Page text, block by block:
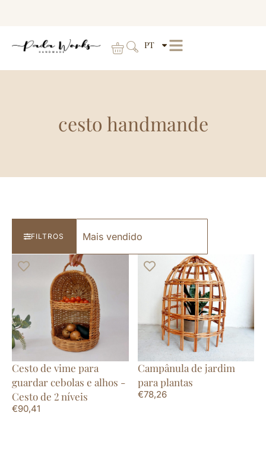
PT
cesto handmande
FILTROS
Cesto de vime para
guardar cebolas e alhos -
Cesto de 2 níveis
€90,41
Campânula de jardim
para plantas
€78,26